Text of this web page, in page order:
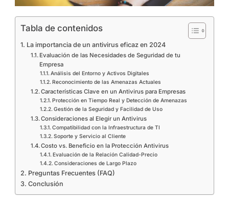
Tabla de contenidos
La importancia de un antivirus eficaz en 2024
Evaluación de las Necesidades de Seguridad de tu
Empresa
Análisis del Entorno y Activos Digitales
Reconocimiento de las Amenazas Actuales
Características Clave en un Antivirus para Empresas
Protección en Tiempo Real y Detección de Amenazas
Gestión de la Seguridad y Facilidad de Uso
Consideraciones al Elegir un Antivirus
Compatibilidad con la Infraestructura de TI
Soporte y Servicio al Cliente
Costo vs. Beneficio en la Protección Antivirus
Evaluación de la Relación Calidad-Precio
Consideraciones de Largo Plazo
Preguntas Frecuentes (FAQ)
Conclusión